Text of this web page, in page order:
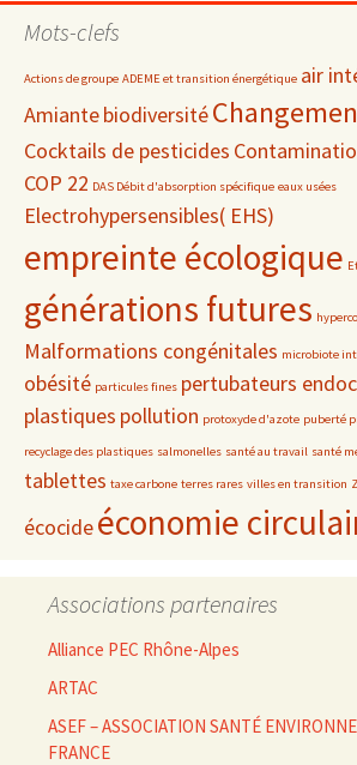
date
Mots-clefs
Actions de groupe ADEME et transition énergétique air
Amiantebiodiversité
Cocktails de pesticides
COP 22 DAS Débit d'absorption spécifique eaux usées
Electrohypersensibles( EHS)
empreinte écologique
générations futures
Malformations congénitales microbiote
obésité particules fines pertubateurs
plastiques pollution protoxyde d'azote puberté
recyclage des plastiques salmonelles santé au travail santé
tablettes taxe carbone terres rares villes en transition
écocideéconomie
Associations partenaires
Alliance PEC Rhône-Alpes
ARTAC
ASEF – ASSOCIATION SANTÉ
FRANCE